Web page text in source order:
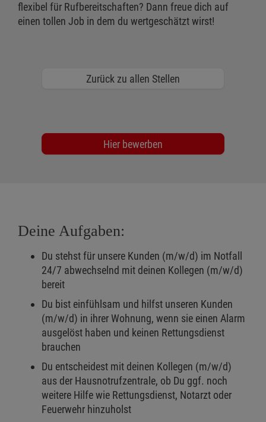
flexibel für Rufbereitschaften? Dann freue dich auf
einen tollen Job in dem du wertgeschätzt wirst!
Zurück zu allen Stellen
Hier bewerben
Deine Aufgaben:
Du stehst für unsere Kunden (m/w/d) im Notfall
24/7 abwechselnd mit deinen Kollegen (m/w/d)
bereit
Du bist einfühlsam und hilfst unseren Kunden
(m/w/d) in ihrer Wohnung, wenn sie einen Alarm
ausgelöst haben und keinen Rettungsdienst
brauchen
Du entscheidest mit deinen Kollegen (m/w/d)
aus der Hausnotrufzentrale, ob Du ggf. noch
weitere Hilfe wie Rettungsdienst, Notarzt oder
Feuerwehr hinzuholst